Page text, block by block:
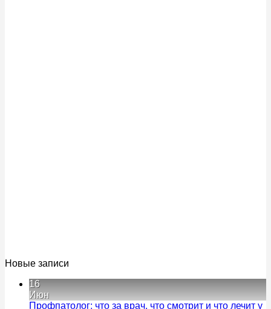
Новые записи
16
Июн
Профпатолог: что за врач, что смотрит и что лечит у